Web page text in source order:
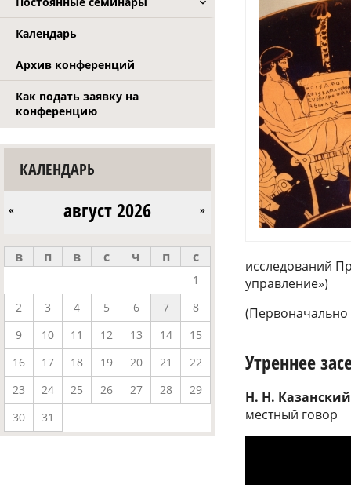
Календарь
Архив конференций
Как подать заявку на
конференцию
КАЛЕНДАРЬ
август 2026
« »
в п в с ч п с
1
2
3 4 5 6 7
8
9
10 11 12 13 14
15
16
17 18 19 20 21
22
23
24 25 26 27 28
29
30
31
исследований
управление»)
Утреннее
Н. Н.
местный говор